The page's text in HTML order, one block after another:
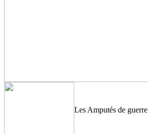
Les Amputés de guerre